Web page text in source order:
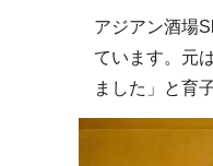
アジアン酒場
ています。元
ました」と育